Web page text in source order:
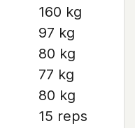
160 kg
97 kg
80 kg
77 kg
80 kg
15 reps